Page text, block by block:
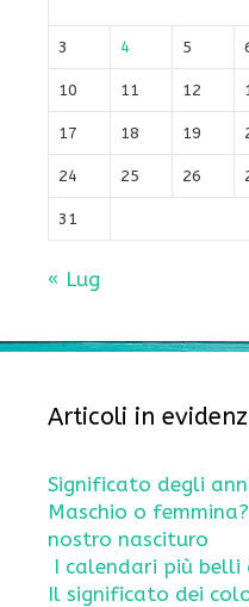
3 4 5
10 11 12
17 18 19
24 25 26
31
« Lug
Articoli in
Significato degli
Maschio o
nostro nascituro
I calendari più belli
Il significato dei